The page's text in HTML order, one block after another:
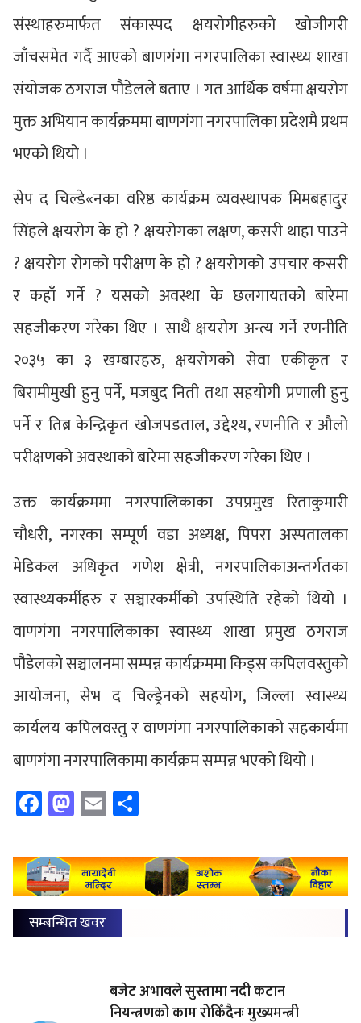
संस्थाहरुमार्फत संकास्पद क्षयरोगीहरुको खोजीगरी
जाँचसमेत गर्दै आएको बाणगंगा नगरपालिका स्वास्थ्य शाखा
संयोजक ठगराज पौडेलले बताए । गत आर्थिक वर्षमा क्षयरोग
मुक्त अभियान कार्यक्रममा बाणगंगा नगरपालिका प्रदेशमै प्रथम
भएको थियो ।
सेप द चिल्डे«नका वरिष्ठ कार्यक्रम व्यवस्थापक मिमबहादुर
सिंहले क्षयरोग के हो ? क्षयरोगका लक्षण, कसरी थाहा पाउने
? क्षयरोग रोगको परीक्षण के हो ? क्षयरोगको उपचार कसरी
र कहाँ गर्ने ? यसको अवस्था के छलगायतको बारेमा
सहजीकरण गरेका थिए । साथै क्षयरोग अन्त्य गर्ने रणनीति
२०३५ का ३ खम्बारहरु, क्षयरोगको सेवा एकीकृत र
बिरामीमुखी हुनु पर्ने, मजबुद निती तथा सहयोगी प्रणाली हुनु
पर्ने र तिब्र केन्द्रिकृत खोजपडताल, उद्देश्य, रणनीति र औलो
परीक्षणको अवस्थाको बारेमा सहजीकरण गरेका थिए ।
उक्त कार्यक्रममा नगरपालिकाका उपप्रमुख रिताकुमारी
चौधरी, नगरका सम्पूर्ण वडा अध्यक्ष, पिपरा अस्पतालका
मेडिकल अधिकृत गणेश क्षेत्री, नगरपालिकाअन्तर्गतका
स्वास्थ्यकर्मीहरु र सञ्चारकर्मीको उपस्थिति रहेको थियो ।
वाणगंगा नगरपालिकाका स्वास्थ्य शाखा प्रमुख ठगराज
पौडेलको सञ्चालनमा सम्पन्न कार्यक्रममा किड्स कपिलवस्तुको
आयोजना, सेभ द चिल्ड्रेनको सहयोग, जिल्ला स्वास्थ्य
कार्यलय कपिलवस्तु र वाणगंगा नगरपालिकाको सहकार्यमा
बाणगंगा नगरपालिकामा कार्यक्रम सम्पन्न भएको थियो ।
Facebook
Mastodon
Email
सम्बन्धित खवर
बजेट अभावले सुस्तामा नदी कटान
नियन्त्रणको काम रोकिँदैनः मुख्यमन्त्री